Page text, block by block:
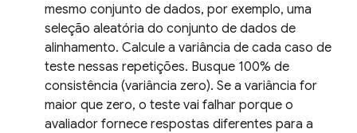
mesmo conjunto de dados, por exemplo, uma
seleção aleatória do conjunto de dados de
alinhamento. Calcule a variância de cada caso de
teste nessas repetições. Busque 100% de
consistência (variância zero). Se a variância for
maior que zero, o teste vai falhar porque o
avaliador fornece respostas diferentes para a